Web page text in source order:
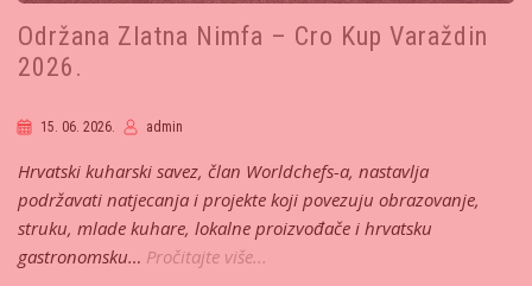
Održana Zlatna Nimfa – Cro Kup Varaždin
2026.
15. 06. 2026. admin
Hrvatski kuharski savez, član Worldchefs-a, nastavlja
podržavati natjecanja i projekte koji povezuju obrazovanje,
struku, mlade kuhare, lokalne proizvođače i hrvatsku
gastronomsku… Pročitajte više...